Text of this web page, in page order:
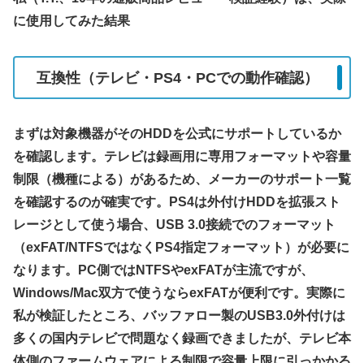
に使用してみた結果
互換性（テレビ・PS4・PCでの動作確認）
まずは対象機器がそのHDDを公式にサポートしているか
を確認します。テレビは録画用に専用フォーマットや容量
制限（機種による）があるため、メーカーのサポート一覧
を確認するのが確実です。PS4は外付けHDDを拡張スト
レージとして使う場合、USB 3.0接続でのフォーマット
（exFAT/NTFSではなくPS4指定フォーマット）が必要に
なります。PC側ではNTFSやexFATが主流ですが、
Windows/Mac双方で使うならexFATが便利です。実際に
私が検証したところ、バッファロー製のUSB3.0外付けは
多くの国内テレビで問題なく録画できましたが、テレビ本